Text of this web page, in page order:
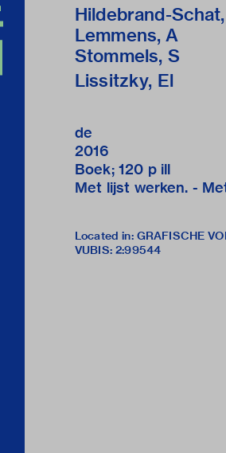
Hildebrand-
Lemmens, A
Stommels, S
Lissitzky, El
de
2016
Boek; 120 p ill
Met lijst werken. -
Located in: GRAFISCHE
VUBIS: 2:99544